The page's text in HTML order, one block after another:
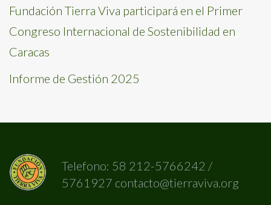
Fundación Tierra Viva participará en el Primer
Congreso Internacional de Sostenibilidad en
Caracas
Informe de Gestión 2025
Telefono: 58 212-5766242 /
5761927 contacto@tierraviva.org